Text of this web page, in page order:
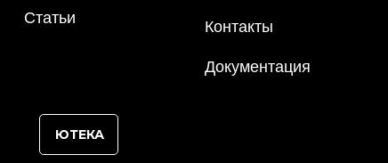
Статьи Контакты
Документация
ЮТЕКА